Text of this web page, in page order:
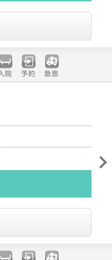
入院 予約 急患